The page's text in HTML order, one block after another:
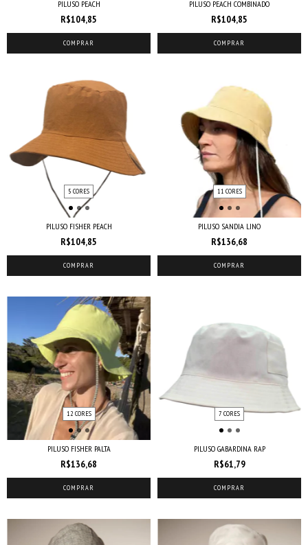
PILUSO PEACH
R$104,85
COMPRAR
PILUSO PEACH COMBINADO
R$104,85
COMPRAR
5 CORES
PILUSO FISHER PEACH
R$104,85
COMPRAR
11 CORES
PILUSO SANDIA LINO
R$136,68
COMPRAR
12 CORES
PILUSO FISHER PALTA
R$136,68
COMPRAR
7 CORES
PILUSO GABARDINA RAP
R$61,79
COMPRAR